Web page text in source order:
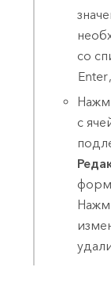
со
Enter
с